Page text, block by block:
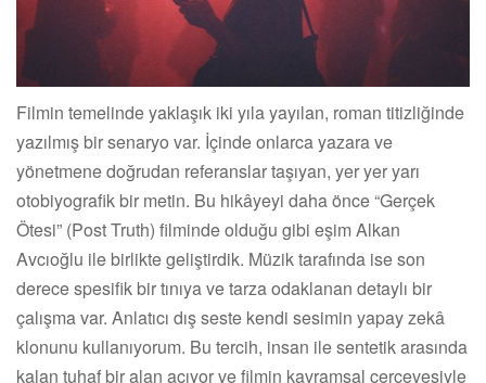
Filmin temelinde yaklaşık iki yıla yayılan, roman titizliğinde
yazılmış bir senaryo var. İçinde onlarca yazara ve
yönetmene doğrudan referanslar taşıyan, yer yer yarı
otobiyografik bir metin. Bu hikâyeyi daha önce “Gerçek
Ötesi” (Post Truth) filminde olduğu gibi eşim Alkan
Avcıoğlu ile birlikte geliştirdik. Müzik tarafında ise son
derece spesifik bir tınıya ve tarza odaklanan detaylı bir
çalışma var. Anlatıcı dış seste kendi sesimin yapay zekâ
klonunu kullanıyorum. Bu tercih, insan ile sentetik arasında
kalan tuhaf bir alan açıyor ve filmin kavramsal çerçevesiyle